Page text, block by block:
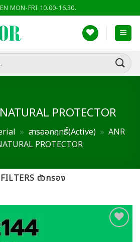
MON-FRI 10.00-16.30.
PROTECTOR
» สารออกฤทธิ์(Active) » ANR
PROTECTOR
FILTERS ตัวกรอง